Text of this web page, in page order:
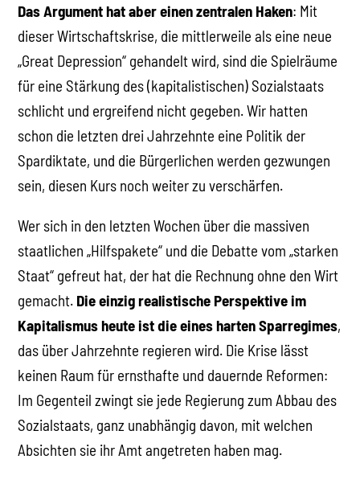
Das Argument hat aber einen zentralen Haken: Mit
dieser Wirtschaftskrise, die mittlerweile als eine neue
„Great Depression“ gehandelt wird, sind die Spielräume
für eine Stärkung des (kapitalistischen) Sozialstaats
schlicht und ergreifend nicht gegeben. Wir hatten
schon die letzten drei Jahrzehnte eine Politik der
Spardiktate, und die Bürgerlichen werden gezwungen
sein, diesen Kurs noch weiter zu verschärfen.
Wer sich in den letzten Wochen über die massiven
staatlichen „Hilfspakete“ und die Debatte vom „starken
Staat“ gefreut hat, der hat die Rechnung ohne den Wirt
gemacht. Die einzig realistische Perspektive im
Kapitalismus heute ist die eines harten Sparregimes,
das über Jahrzehnte regieren wird. Die Krise lässt
keinen Raum für ernsthafte und dauernde Reformen:
Im Gegenteil zwingt sie jede Regierung zum Abbau des
Sozialstaats, ganz unabhängig davon, mit welchen
Absichten sie ihr Amt angetreten haben mag.